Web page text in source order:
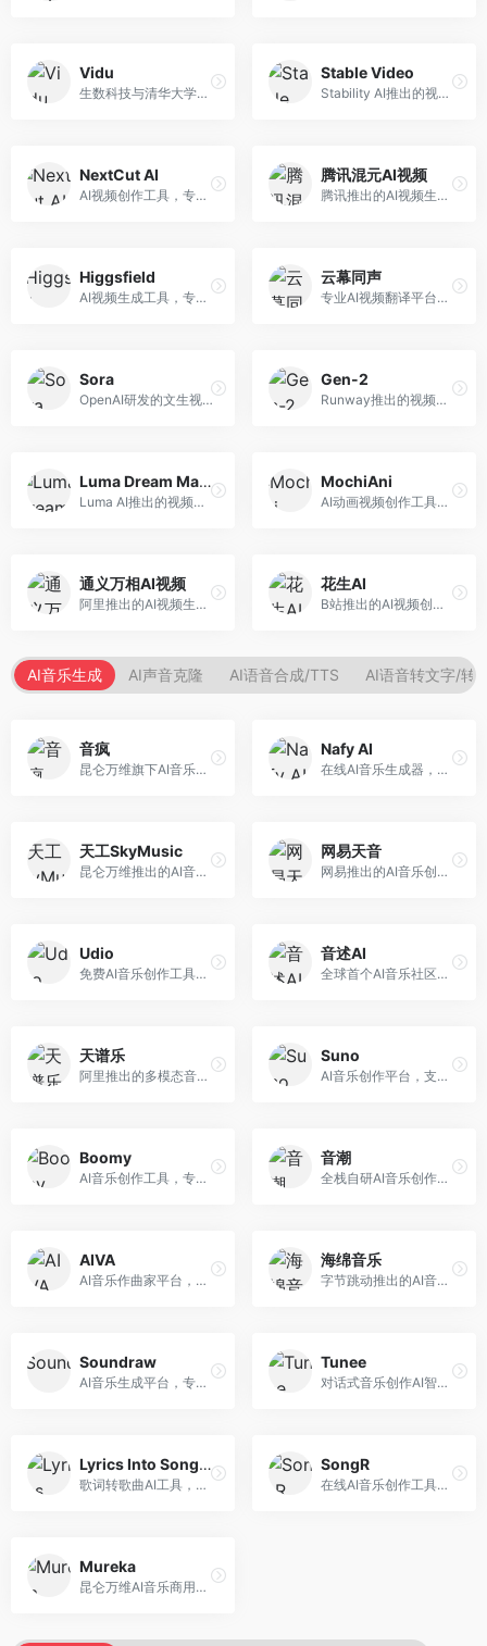
Vidu
生数科技与清华大学联合研发的AI视频生成大模型。面向视频创作者和内容生产者，支持文生视频、图生视频，视频质量高，物理运动理解准确，国产视频生成领先工具。
Stable Video
Stability AI推出的视频生成模型，开源可部署。面向开发者和专业创作者，支持视频生成、视频编辑等功能，开源生态完善，定制化程度高。
NextCut AI
AI视频创作工具，专注于智能剪辑和视频生成。面向视频创作者，提供智能剪辑、视频生成、特效添加等功能，剪辑效率高，适合快节奏内容生产。
腾讯混元AI视频
腾讯推出的AI视频生成工具，基于混元大模型。面向腾讯生态用户和内容创作者，支持文生视频、视频编辑等功能，与腾讯产品生态深度整合。
Higgsfield
AI视频生成工具，专注于高质量视频内容创作。面向视频创作者和营销人员，支持文生视频、视频编辑等功能，视频效果逼真，适合商业应用。
云幕同声
专业AI视频翻译平台，支持视频多语言配音和字幕生成。面向跨境电商和内容出海从业者，提供视频翻译、配音、字幕生成等服务，多语言支持完善。
Sora
OpenAI研发的文生视频大模型，可根据文字描述生成长达60秒的高清视频。面向影视创作者、广告从业者和内容生产者，视频连贯性强，物理世界理解准确，代表了AI视频生成的最高水平。
Gen-2
Runway推出的视频生成模型，专注于文生视频和视频风格转换。面向影视制作人和创意工作者，支持文本到视频、图像到视频等多种生成模式，视频质量专业级。
Luma Dream Machine
Luma AI推出的视频生成工具，专注于高质量视频创作。面向影视创作者和内容生产者，支持文生视频、图生视频，视频质量高，物理运动流畅自然。
MochiAni
AI动画视频创作工具，专注于动画内容生成。面向动画创作者和二次元内容生产者，支持动画风格视频生成，动画效果流畅，适合动漫内容创作。
通义万相AI视频
阿里推出的AI视频生成服务，整合图像与视频创作能力。面向电商和营销从业者，支持商品视频生成、营销视频制作等服务，商业应用场景丰富。
花生AI
B站推出的AI视频创作工具，专注于短视频内容生成。面向B站创作者，支持视频生成、视频编辑等功能，与B站平台深度整合，创作效率高。
AI音乐生成 AI声音克隆 AI语音合成/TTS AI语音转文字/转
音疯
昆仑万维旗下AI音乐创作平台，专注于音乐内容生成。面向音乐爱好者和内容创作者，提供多种风格音乐生成，操作简便，创作速度快。
Nafy AI
在线AI音乐生成器，专注于快速音乐创作。面向内容创作者，支持多种风格音乐生成，操作简便，生成速度快，适合快速配乐需求。
天工SkyMusic
昆仑万维推出的AI音乐创作平台，基于天工大模型。面向音乐创作者，支持歌词生成、旋律创作、音乐编曲等服务，中文音乐创作能力强。
网易天音
网易推出的AI音乐创作工具，支持作词、作曲与编曲。面向音乐爱好者和独立音乐人，提供歌词生成、旋律创作、编曲制作等服务，与网易云音乐生态深度整合。
Udio
免费AI音乐创作工具，专注于高质量音乐生成。面向音乐创作者和内容制作者，支持多种音乐风格生成，音质专业，创作自由度高，适合专业音乐制作场景。
音述AI
全球首个AI音乐社区平台，整合创作与分享功能。面向音乐创作者和爱好者，提供音乐创作、作品分享、社区交流等服务，社区氛围活跃。
天谱乐
阿里推出的多模态音乐生成平台，整合音频与文本理解能力。面向内容创作者，支持歌词生成、旋律创作、音乐编辑等服务，与阿里生态深度整合。
Suno
AI音乐创作平台，支持通过文字描述生成完整歌曲，包含歌词、旋律和人声。面向音乐爱好者、内容创作者和独立音乐人，操作门槛低，创作速度快，支持多种音乐风格，为音乐创作带来全新可能。
Boomy
AI音乐创作工具，专注于快速音乐生成与发布。面向音乐爱好者和业余创作者，支持一键生成原创音乐，可直接发布到音乐平台，创作门槛低。
音潮
全栈自研AI音乐创作平台，支持从创作到发布的完整流程。面向独立音乐人和音乐工作室，提供作词作曲、编曲混音、音乐发布等服务，创作工具专业。
AIVA
AI音乐作曲家平台，专注于古典和影视配乐创作。面向影视制作人和游戏开发者，提供原创音乐生成、配乐定制等服务，音乐风格专业，适合影视游戏配乐。
海绵音乐
字节跳动推出的AI音乐创作平台，支持多风格音乐生成。面向内容创作者和音乐爱好者，提供歌词创作、旋律生成、编曲制作等服务，创作效率高，适合短视频配乐。
Soundraw
AI音乐生成平台，专注于免版税音乐创作。面向视频创作者和内容制作者，提供背景音乐生成、音乐定制等服务，音乐版权清晰，适合视频配乐场景。
Tunee
对话式音乐创作AI智能体，支持自然语言交互创作。面向音乐爱好者，通过对话方式完成音乐创作，交互体验友好，创作过程直观。
Lyrics Into Song AI
歌词转歌曲AI工具，支持将歌词转化为完整歌曲。面向歌词创作者和音乐爱好者，提供歌词谱曲、编曲制作等服务，歌词音乐化效率高。
SongR
在线AI音乐创作工具，支持歌词与旋律一体化生成。面向内容创作者和音乐爱好者，提供歌词创作、旋律生成、音乐制作等服务，操作简便，创作速度快。
Mureka
昆仑万维AI音乐商用创作平台，专注于商业音乐授权。面向企业和商业用户，提供版权音乐生成、商用授权等服务，音乐版权清晰，商业应用安全。